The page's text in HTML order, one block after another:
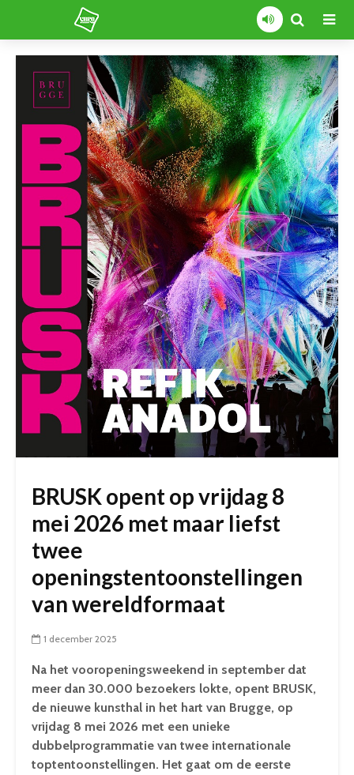
BRUSK opent op vrijdag 8
mei 2026 met maar liefst
twee
openingstentoonstellingen
van wereldformaat
1 december 2025
Na het vooropeningsweekend in september dat
meer dan 30.000 bezoekers lokte, opent BRUSK,
de nieuwe kunsthal in het hart van Brugge, op
vrijdag 8 mei 2026 met een unieke
dubbelprogrammatie van twee internationale
toptentoonstellingen. Het gaat om de eerste